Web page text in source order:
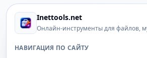
Inettools.net
Онлайн-инструменты для файлов,
НАВИГАЦИЯ ПО САЙТУ